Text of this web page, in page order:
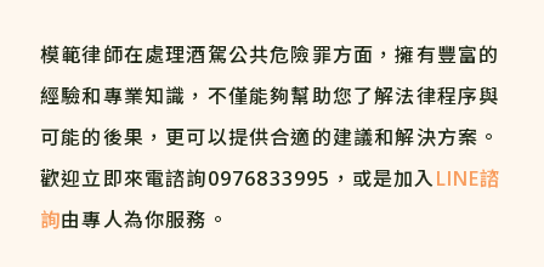
模範律師在處理酒駕公共危險罪方面，擁有豐富的
經驗和專業知識，不僅能夠幫助您了解法律程序與
可能的後果，更可以提供合適的建議和解決方案。
歡迎立即來電諮詢0976833995 ，或是加入LINE諮
詢由專人為你服務。